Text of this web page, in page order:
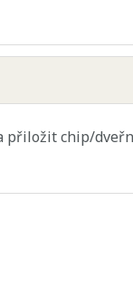
přiložit chip/